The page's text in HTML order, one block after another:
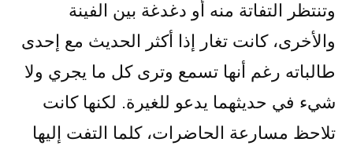
وتنتظر التفاتة منه أو دغدغة بين الفينة
والأخرى، كانت تغار إذا أكثر الحديث مع إحدى
طالباته رغم أنها تسمع وترى كل ما يجري ولا
شيء في حديثهما يدعو للغيرة. لكنها كانت
تلاحظ مسارعة الحاضرات، كلما التفت إليها